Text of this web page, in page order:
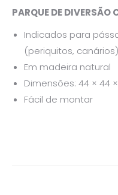
PARQUE DE DIVERSÃO
Indicados para
(periquitos, canários)
Em madeira natural
Dimensões: 44 × 44
Fácil de montar